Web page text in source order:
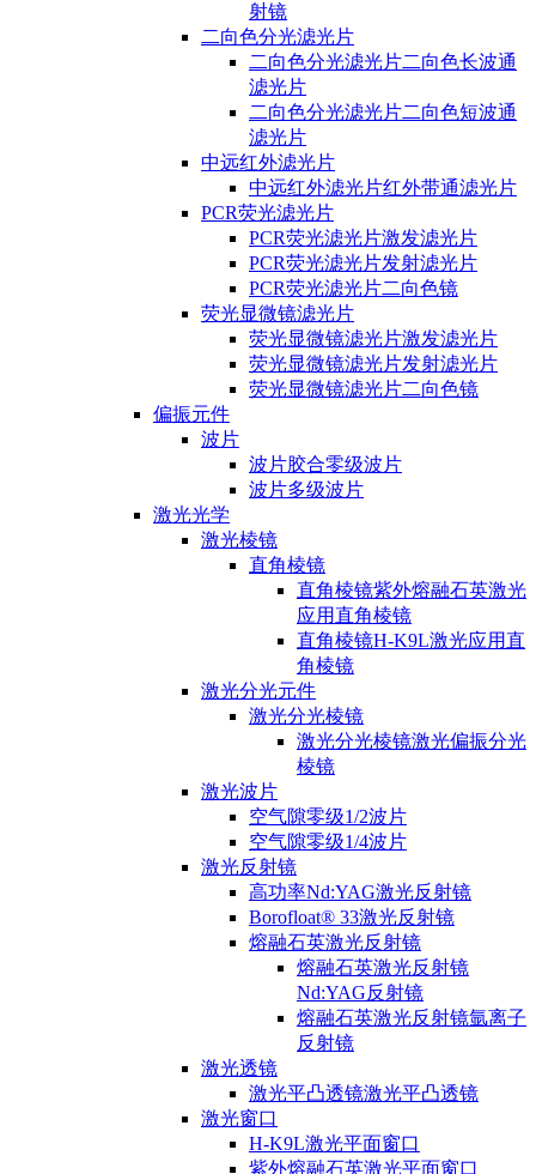
射镜
二向色分光滤光片
二向色分光滤光片二向色长波通
滤光片
二向色分光滤光片二向色短波通
滤光片
中远红外滤光片
中远红外滤光片红外带通滤光片
PCR荧光滤光片
PCR荧光滤光片激发滤光片
PCR荧光滤光片发射滤光片
PCR荧光滤光片二向色镜
荧光显微镜滤光片
荧光显微镜滤光片激发滤光片
荧光显微镜滤光片发射滤光片
荧光显微镜滤光片二向色镜
偏振元件
波片
波片胶合零级波片
波片多级波片
激光光学
激光棱镜
直角棱镜
直角棱镜紫外熔融石英激光
应用直角棱镜
直角棱镜H-K9L激光应用直
角棱镜
激光分光元件
激光分光棱镜
激光分光棱镜激光偏振分光
棱镜
激光波片
空气隙零级1/2波片
空气隙零级1/4波片
激光反射镜
高功率Nd:YAG激光反射镜
Borofloat® 33激光反射镜
熔融石英激光反射镜
熔融石英激光反射镜
Nd:YAG反射镜
熔融石英激光反射镜氩离子
反射镜
激光透镜
激光平凸透镜激光平凸透镜
激光窗口
H-K9L激光平面窗口
紫外熔融石英激光平面窗口